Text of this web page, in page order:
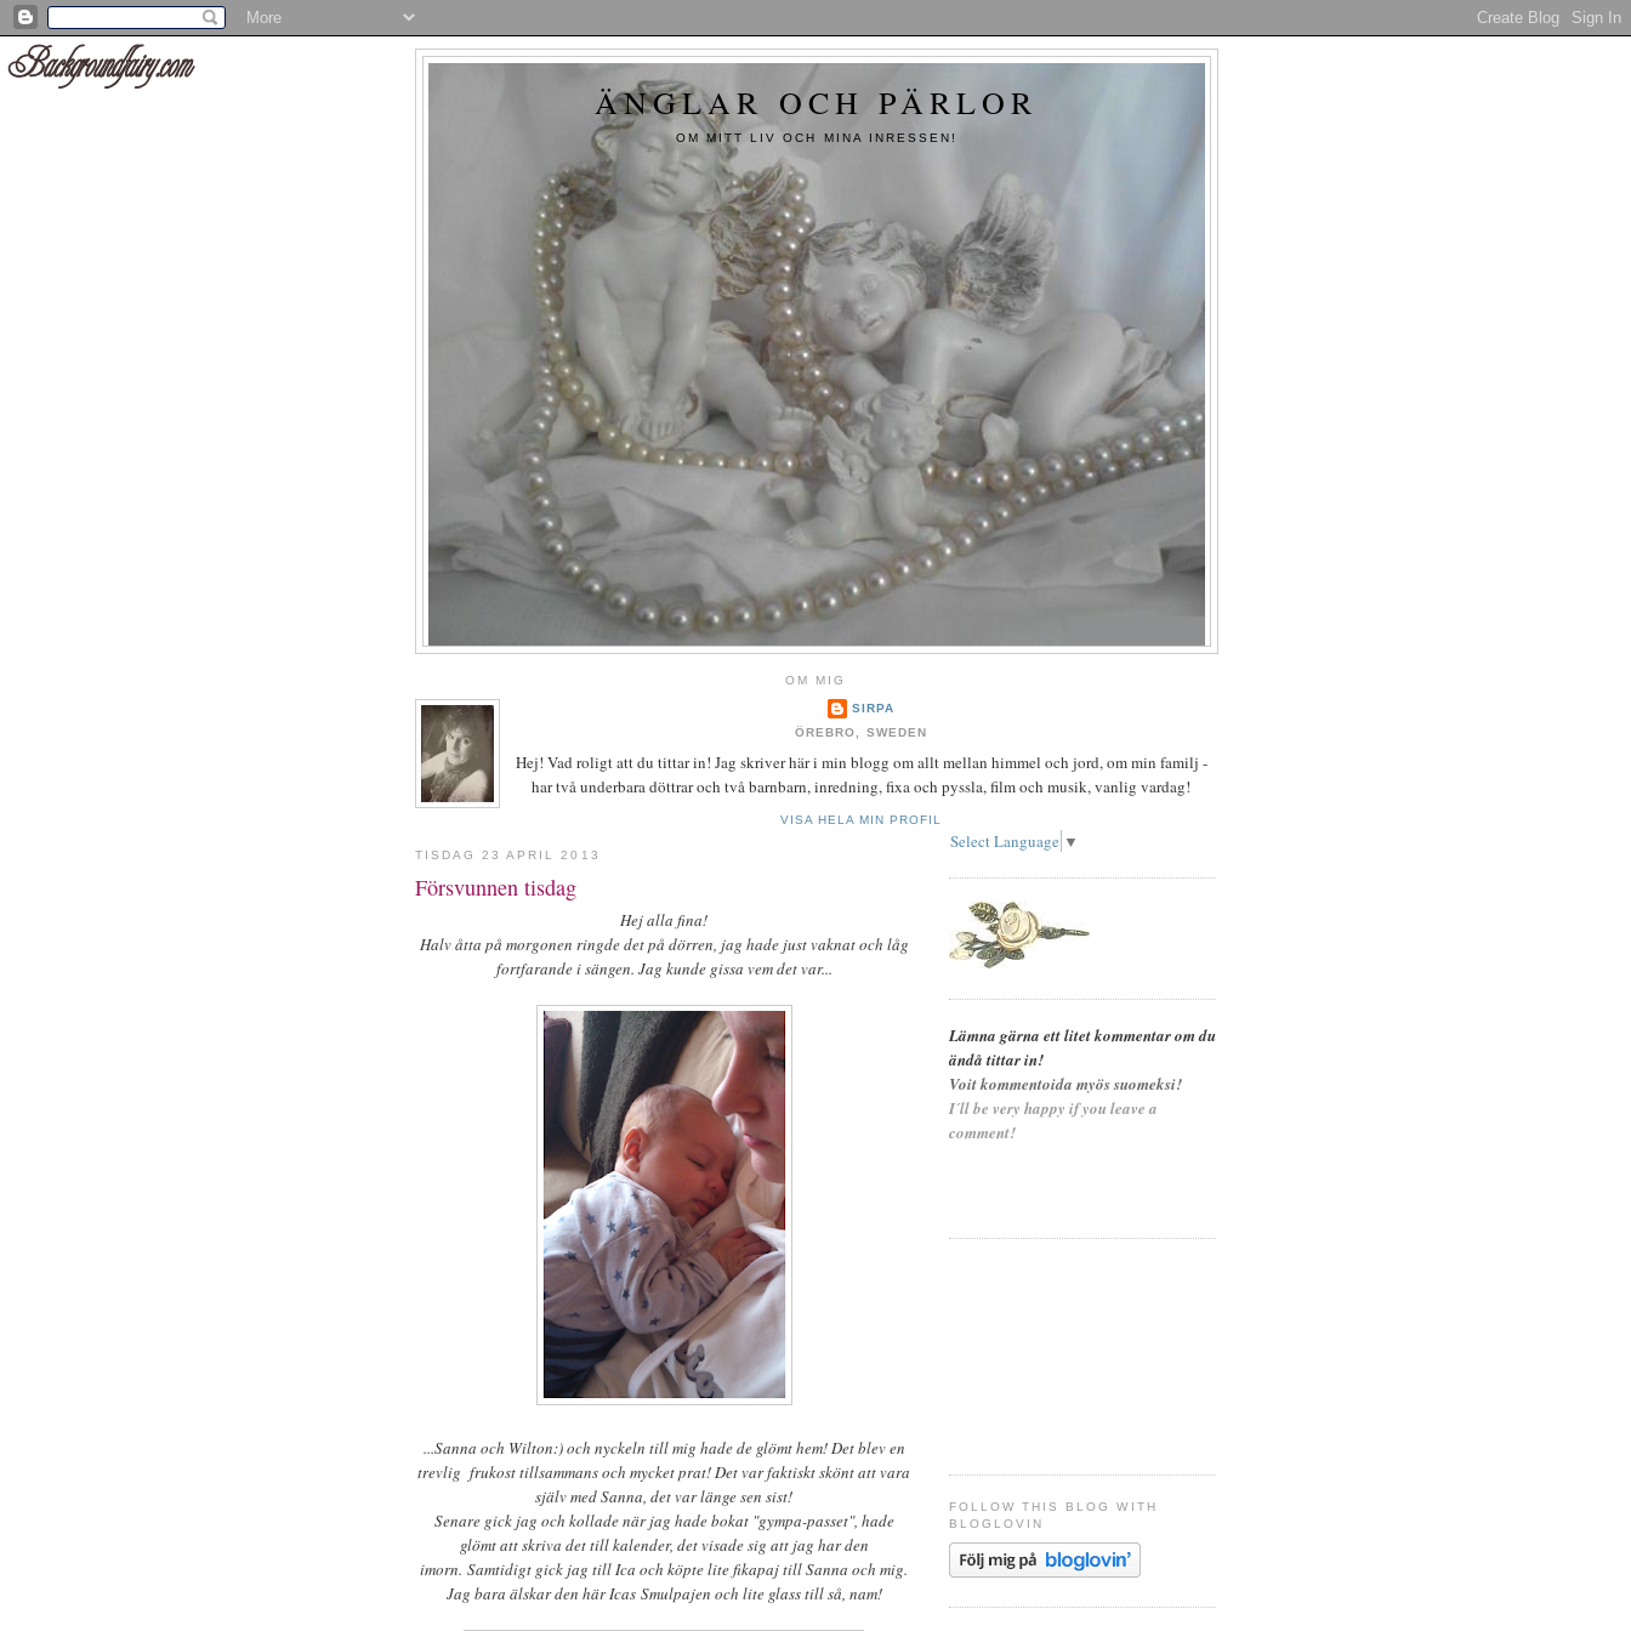
ÄNGLAR OCH PÄRLOR
OM MITT LIV OCH MINA INRESSEN!
OM MIG
SIRPA
ÖREBRO, SWEDEN
Hej! Vad roligt att du tittar in! Jag skriver här i min blogg om allt mellan himmel och jord, om min familj -
har två underbara döttrar och två barnbarn, inredning, fixa och pyssla, film och musik, vanlig vardag!
VISA HELA MIN PROFIL
TISDAG 23 APRIL 2013
Försvunnen tisdag
Hej alla fina!
Halv åtta på morgonen ringde det på dörren, jag hade just vaknat och låg
fortfarande i sängen. Jag kunde gissa vem det var...
...Sanna och Wilton:) och nyckeln till mig hade de glömt hem! Det blev en
trevlig frukost tillsammans och mycket prat! Det var faktiskt skönt att vara
själv med Sanna, det var länge sen sist!
Senare gick jag och kollade när jag hade bokat "gympa-passet", hade
glömt att skriva det till kalender, det visade sig att jag har den
imorn. Samtidigt gick jag till Ica och köpte lite fikapaj till Sanna och mig.
Jag bara älskar den här Icas Smulpajen och lite glass till så, nam!
Select Language ▼
Lämna gärna ett litet kommentar om du
ändå tittar in!
Voit kommentoida myös suomeksi!
I´ll be very happy if you leave a
comment!
FOLLOW THIS BLOG WITH
BLOGLOVIN